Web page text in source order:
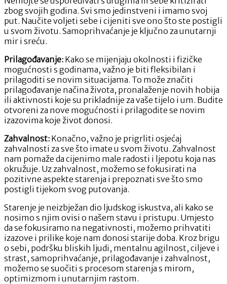
zbog svojih godina. Svi smo jedinstveni i imamo svoj
put. Naučite voljeti sebe i cijeniti sve ono što ste postigli
u svom životu. Samoprihvaćanje je ključno za unutarnji
mir i sreću.
Prilagođavanje: Kako se mijenjaju okolnosti i fizičke
mogućnosti s godinama, važno je biti fleksibilan i
prilagoditi se novim situacijama. To može značiti
prilagođavanje načina života, pronalaženje novih hobija
ili aktivnosti koje su prikladnije za vaše tijelo i um. Budite
otvoreni za nove mogućnosti i prilagodite se novim
izazovima koje život donosi.
Zahvalnost: Konačno, važno je prigrliti osjećaj
zahvalnosti za sve što imate u svom životu. Zahvalnost
nam pomaže da cijenimo male radosti i ljepotu koja nas
okružuje. Uz zahvalnost, možemo se fokusirati na
pozitivne aspekte starenja i prepoznati sve što smo
postigli tijekom svog putovanja.
Starenje je neizbježan dio ljudskog iskustva, ali kako se
nosimo s njim ovisi o našem stavu i pristupu. Umjesto
da se fokusiramo na negativnosti, možemo prihvatiti
izazove i prilike koje nam donosi starije doba. Kroz brigu
o sebi, podršku bliskih ljudi, mentalnu agilnost, ciljeve i
strast, samoprihvaćanje, prilagođavanje i zahvalnost,
možemo se suočiti s procesom starenja s mirom,
optimizmom i unutarnjim rastom.